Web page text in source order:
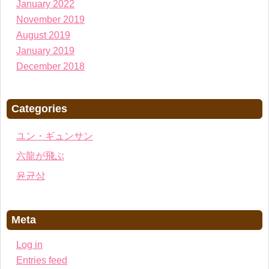
January 2022
November 2019
August 2019
January 2019
December 2018
Categories
ユン・ギュンサン
六龍が飛ぶ
윤균상
Meta
Log in
Entries feed